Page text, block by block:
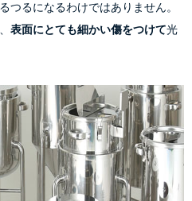
つるになるわけではありません。
表面にとても細かい傷をつけて光